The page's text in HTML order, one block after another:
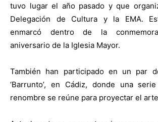
tuvo lugar el año pasado y que
Delegación de Cultura y la EMA.
enmarcó dentro de la
aniversario de la Iglesia Mayor.
También han participado en un par
‘Barrunto’, en Cádiz, donde una
renombre se reúne para proyectar el